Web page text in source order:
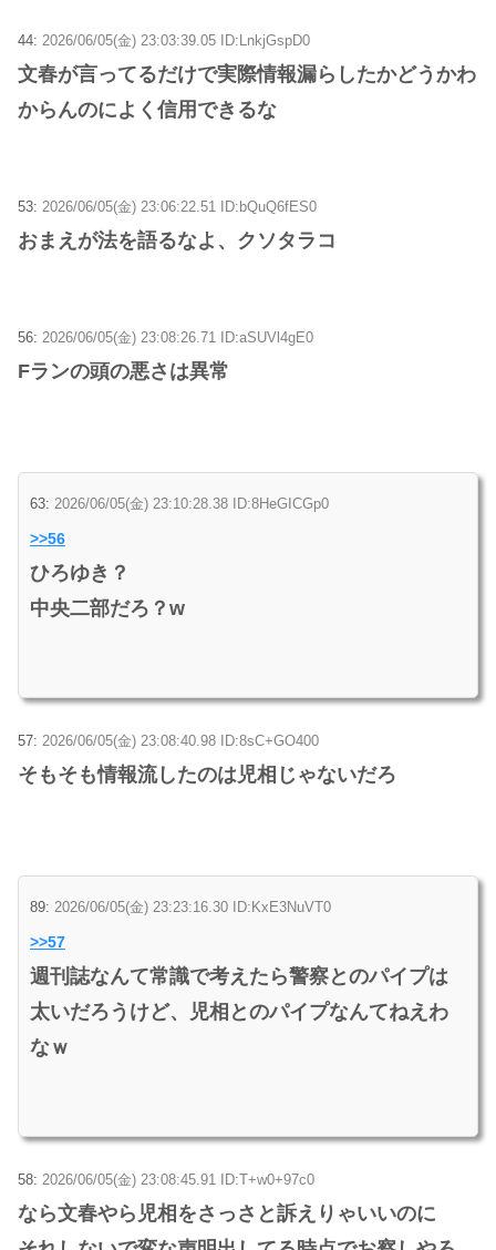
44: 2026/06/05(金) 23:03:39.05 ID:LnkjGspD0
文春が言ってるだけで実際情報漏らしたかどうかわ
からんのによく信用できるな
53: 2026/06/05(金) 23:06:22.51 ID:bQuQ6fES0
おまえが法を語るなよ、クソタラコ
56: 2026/06/05(金) 23:08:26.71 ID:aSUVl4gE0
Fランの頭の悪さは異常
63: 2026/06/05(金) 23:10:28.38 ID:8HeGICGp0
>>56
ひろゆき？
中央二部だろ？w
57: 2026/06/05(金) 23:08:40.98 ID:8sC+GO400
そもそも情報流したのは児相じゃないだろ
89: 2026/06/05(金) 23:23:16.30 ID:KxE3NuVT0
>>57
週刊誌なんて常識で考えたら警察とのパイプは
太いだろうけど、児相とのパイプなんてねえわ
なｗ
58: 2026/06/05(金) 23:08:45.91 ID:T+w0+97c0
なら文春やら児相をさっさと訴えりゃいいのに